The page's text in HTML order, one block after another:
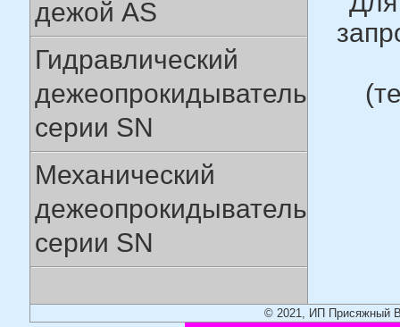
дежой AS
Гидравлический
дежеопрокидыватель
серии SN
Механический
дежеопрокидыватель
серии SN
© 2021, ИП Присяжный